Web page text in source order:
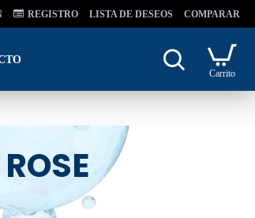
REGISTRO LISTA DE DESEOS COMPARAR
Carrito